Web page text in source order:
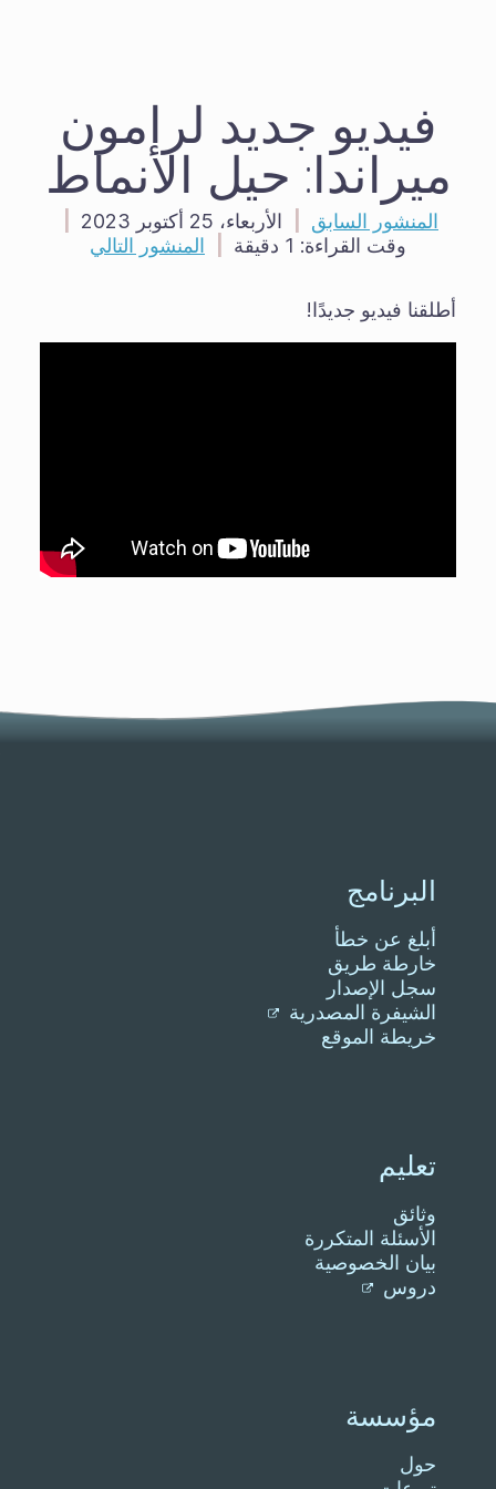
فيديو جديد لرامون
ميراندا: حيل الأنماط
المنشور السابق الأربعاء، 25 أكتوبر 2023
وقت القراءة:
المنشور التالي
أطلقنا فيديو جديدًا!
البرنامج
أبلغ عن خطأ
خارطة طريق
سجل الإصدار
الشيفرة المصدرية
خريطة الموقع
تعليم
وثائق
الأسئلة المتكررة
بيان الخصوصية
دروس
مؤسسة
حول